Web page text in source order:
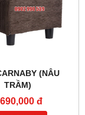
(NÂU
TRẦM)
đ